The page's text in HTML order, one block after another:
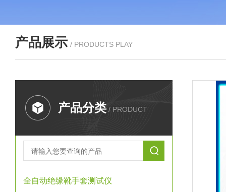
产品展示 / PRODUCTS PLAY
产品分类 / PRODUCT
全自动绝缘靴手套测试仪